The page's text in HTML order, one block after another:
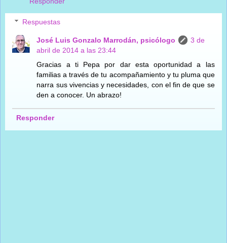
Respuestas
José Luis Gonzalo Marrodán, psicólogo
3 de
abril de 2014 a las 23:44
Gracias a ti Pepa por dar esta oportunidad a las
familias a través de tu acompañamiento y tu pluma que
narra sus vivencias y necesidades, con el fin de que se
den a conocer. Un abrazo!
Responder